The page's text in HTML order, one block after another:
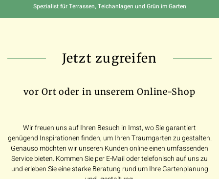
Spezialist für Terrassen, Teichanlagen und Grün im Garten
Jetzt zugreifen
vor Ort oder in unserem Online-Shop
Wir freuen uns auf Ihren Besuch in Imst, wo Sie garantiert
genügend Inspirationen finden, um Ihren Traumgarten zu gestalten.
Genauso möchten wir unseren Kunden online einen umfassenden
Service bieten. Kommen Sie per E-Mail oder telefonisch auf uns zu
und erleben Sie eine starke Beratung rund um Ihre Gartenplanung